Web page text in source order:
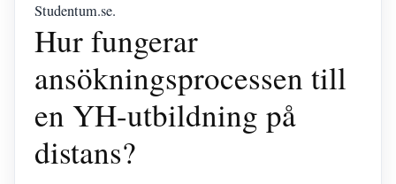
Studentum.se.
Hur fungerar
ansökningsprocessen till
en YH-utbildning på
distans?